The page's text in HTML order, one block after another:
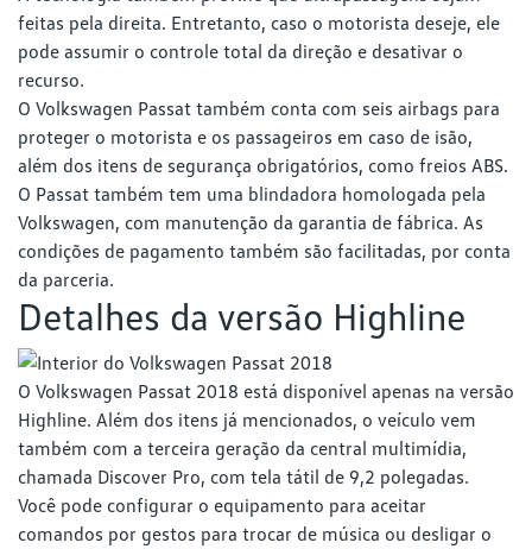
feitas pela direita. Entretanto, caso o motorista deseje, ele
pode assumir o controle total da direção e desativar o
recurso.
O Volkswagen Passat também conta com seis airbags para
proteger o motorista e os passageiros em caso de isão,
além dos itens de segurança obrigatórios, como freios ABS.
O Passat também tem uma blindadora homologada pela
Volkswagen, com manutenção da garantia de fábrica. As
condições de pagamento também são facilitadas, por conta
da parceria.
Detalhes da versão Highline
O Volkswagen Passat 2018 está disponível apenas na versão
Highline. Além dos itens já mencionados, o veículo vem
também com a terceira geração da central multimídia,
chamada Discover Pro, com tela tátil de 9,2 polegadas.
Você pode configurar o equipamento para aceitar
comandos por gestos para trocar de música ou desligar o